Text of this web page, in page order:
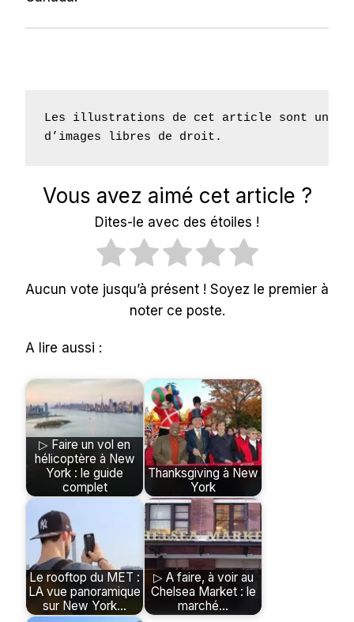
Les illustrations de cet article sont un
d’images libres de droit.
Vous avez aimé cet article ?
Dites-le avec des étoiles !
Aucun vote jusqu’à présent ! Soyez le premier à
noter ce poste.
A lire aussi :
▷ Faire un vol en
hélicoptère à New
York : le guide
complet
Thanksgiving à New
York
Le rooftop du MET :
LA vue panoramique
sur New York…
▷ A faire, à voir au
Chelsea Market : le
marché…